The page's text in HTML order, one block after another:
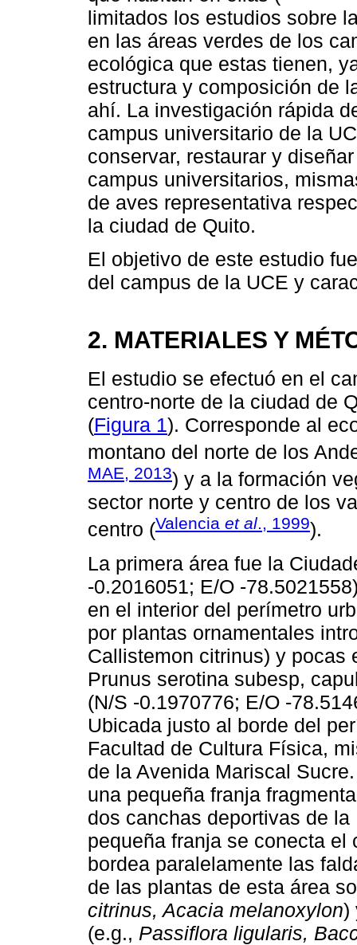
limitados los estudios sobre
en las áreas verdes de los
ecológica que estas tienen,
estructura y composición de
ahí. La investigación rápida
campus universitario de la
conservar, restaurar y
campus universitarios,
de aves representativa
la ciudad de Quito.
El objetivo de este estudio
del campus de la UCE y
2. MATERIALES Y
El estudio se efectuó en el
centro-norte de la ciudad de
(Figura 1). Corresponde al
montano del norte de los
MAE, 2013) y a la formación
sector norte y centro de los
centro (Valencia et al., 1999).
La primera área fue la
-0.2016051; E/O -
en el interior del perímetro
por plantas ornamentales
Callistemon citrinus) y pocas
Prunus serotina subesp,
(N/S -0.1970776; E/O -
Ubicada justo al borde del
Facultad de Cultura Física,
de la Avenida Mariscal
una pequeña franja
dos canchas deportivas de
pequeña franja se conecta
bordea paralelamente las
de las plantas de esta área
citrinus, Acacia melanoxylon)
(e.g., Passiflora ligularis,